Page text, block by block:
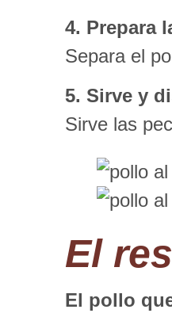
4. Prepara
Separa el
5. Sirve y
Sirve las
El
El pollo